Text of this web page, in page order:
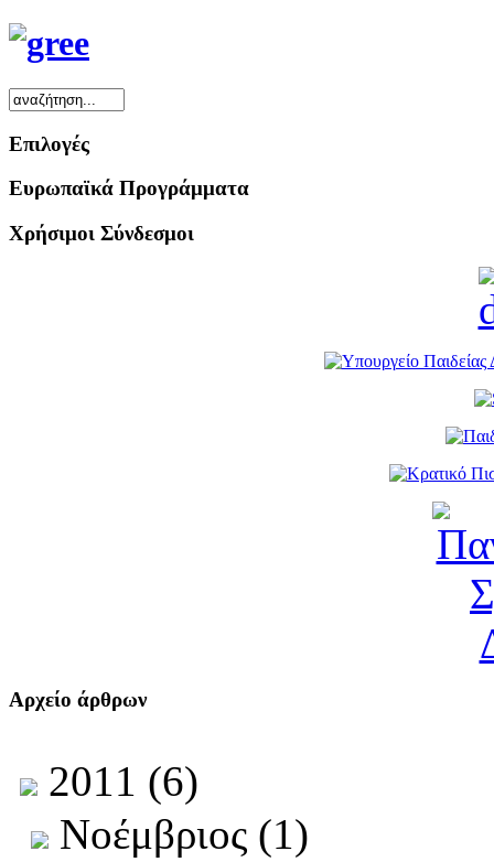
Επιλογές
Ευρωπαϊκά Προγράμματα
Χρήσιμοι Σύνδεσμοι
Αρχείο άρθρων
2011 (6)
Νοέμβριος (1)